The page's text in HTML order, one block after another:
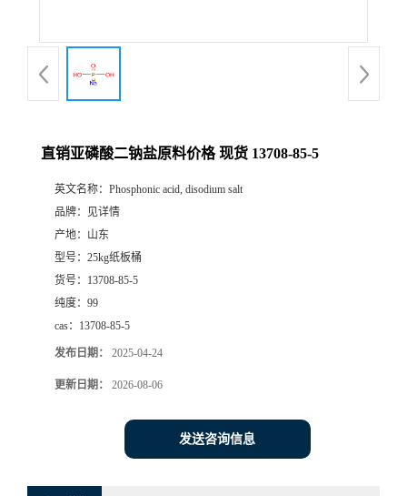
直销亚磷酸二钠盐原料价格 现货 13708-85-5
英文名称： Phosphonic acid, disodium salt
品牌：
见详情
产地： 山东
型号： 25kg纸板桶
货号： 13708-85-5
纯度： 99
cas： 13708-85-5
发布日期： 2025-04-24
更新日期： 2026-08-06
发送咨询信息